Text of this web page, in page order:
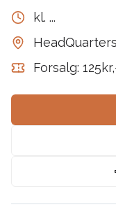
kl. ...
HeadQuarters
Forsalg: